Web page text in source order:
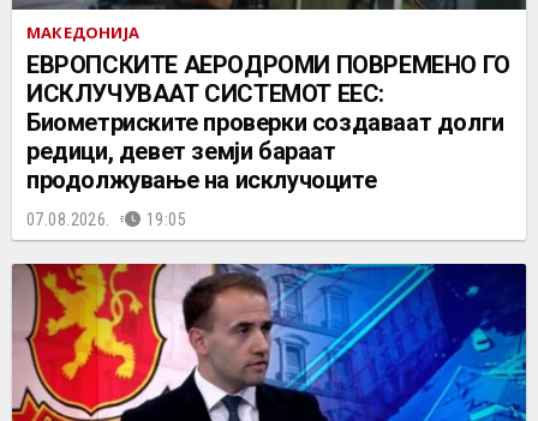
МАКЕДОНИЈА
ЕВРОПСКИТЕ АЕРОДРОМИ ПОВРЕМЕНО ГО
ИСКЛУЧУВААТ СИСТЕМОТ ЕЕС:
Биометриските проверки создаваат долги
редици, девет земји бараат
продолжување на исклучоците
07.08.2026. 19:05